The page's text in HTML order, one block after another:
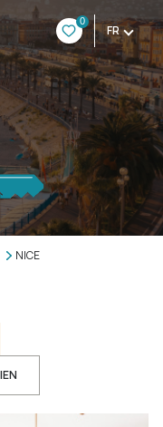
0
FR
NICE